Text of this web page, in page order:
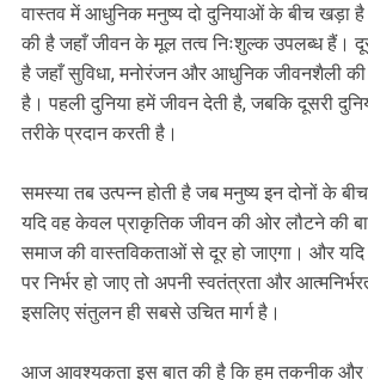
वास्तव में आधुनिक मनुष्य दो दुनियाओं के बीच खड़ा
की है जहाँ जीवन के मूल तत्व निःशुल्क उपलब्ध हैं।
है जहाँ सुविधा, मनोरंजन और आधुनिक जीवनशैली
है। पहली दुनिया हमें जीवन देती है, जबकि दूसरी
तरीके प्रदान करती है।
समस्या तब उत्पन्न होती है जब मनुष्य इन दोनों के
यदि वह केवल प्राकृतिक जीवन की ओर लौटने की
समाज की वास्तविकताओं से दूर हो जाएगा। और
पर निर्भर हो जाए तो अपनी स्वतंत्रता और
इसलिए संतुलन ही सबसे उचित मार्ग है।
आज आवश्यकता इस बात की है कि हम तकनीक और